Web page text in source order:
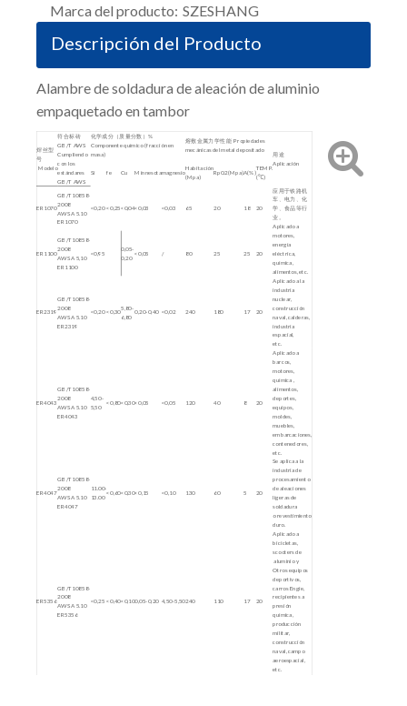
Marca del producto: SZESHANG
Descripción del Producto
Alambre de soldadura de aleación de aluminio
empaquetado en tambor
焊丝型
号
Modelo
符合标砖
GB/T AWS
Cumpliendo
con los
estándares
GB/T AWS
化学成分（质量分数）%
Componente químico (fracción en
masa)
熔敷金属力学性能 Propiedades
mecánicas del metal depositado
用途
Aplicación
Si
fe Cu Minnesotamagnesio
Habitación
(Mpa)
Rp0.2(Mpa)A(%)
TEMP.
(℃)
ER1070
GB/T10858-
2008
AWS A 5.10
ER1070
<0,20 <0,25<0,04<0,03 <0,03 65 20 18 20
应用于铁路机
车、电力、化
学、食品等行
业。
Aplicado a
motores,
energía
eléctrica,
química,
alimentos, etc.
ER1100
GB/T10858-
2008
AWS A 5,10
ER1100
<0,95
0,05-
0,20
<0,05 / 80 25 25 20
ER2319
GB/T10858-
2008
AWS A 5.10
ER2319
<0,20 <0,30
5,80-
6,80
0,20-0,40 <0,02 240 180 17 20
Aplicado a la
industria
nuclear,
construcción
naval, calderas,
industria
espacial,
etc.
ER4043
GB/T10858-
2008
AWS A 5.10
ER4043
4,50-
5,50
<0,80<0,30<0,05 <0,05 120 40 8 20
Aplicado a
barcos,
motores,
química ,
alimentos,
deportes,
equipos,
moldes,
muebles,
embarcaciones,
contenedores,
etc.
ER4047
GB/T10858-
2008
AWS A 5.10
ER4047
11.00-
13.00
<0,60<0,30<0,15 <0,10 130 60 5 20
Se aplica a la
industria de
procesamiento
de aleaciones
ligeras de
soldadura
o revestimiento
duro.
ER5356
GB/T10858-
2008
AWS A 5.10
ER5356
<0,25 <0,40<0,100,05-0,20 4,50-5,50240 110 17 20
Aplicado a
bicicletas,
scooters de
aluminio y
Otros equipos
deportivos,
carros Engie,
recipientes a
presión
química,
producción
militar,
construcción
naval, campo
aeroespacial,
etc.